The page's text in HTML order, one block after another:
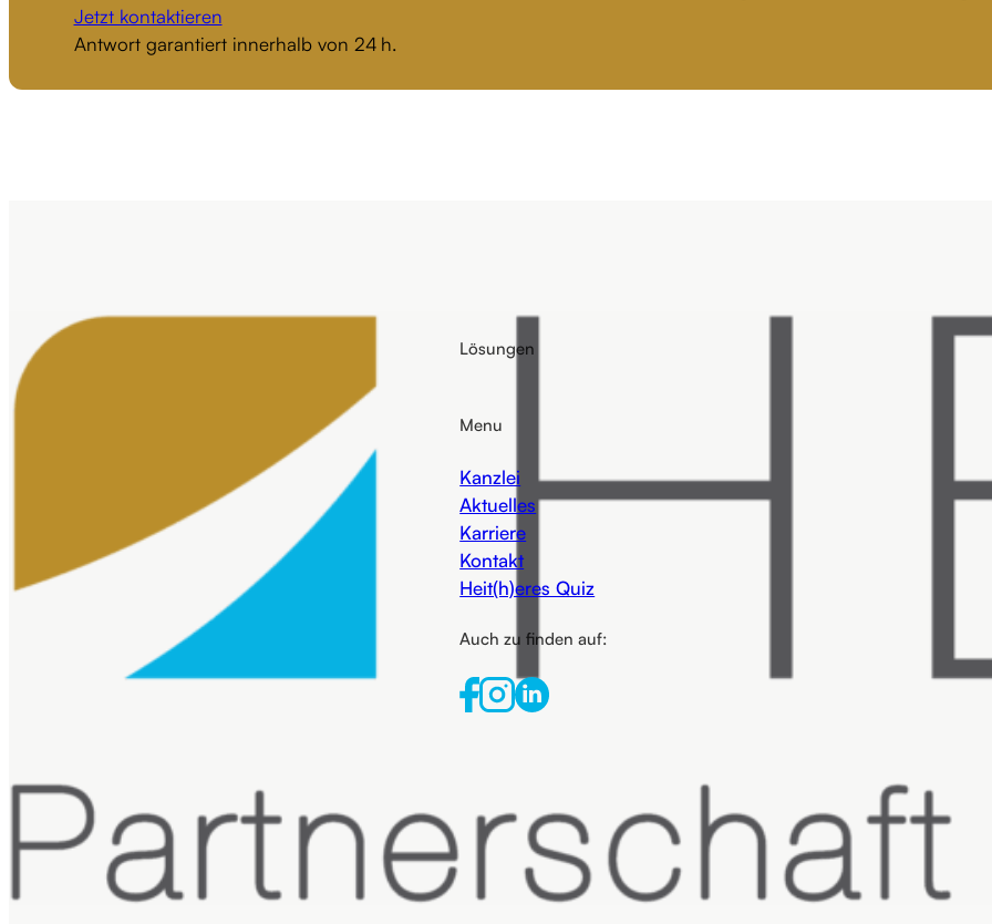
Jetzt kontaktieren
Antwort garantiert innerhalb von 24 h.
Lösungen
Menu
Kanzlei
Aktuelles
Karriere
Kontakt
Heit(h)eres Quiz
Auch zu finden auf: